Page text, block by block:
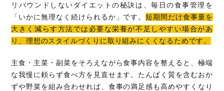
リバウンドしないダイエットの秘訣は、毎日の食事管理を
「いかに無理なく続けられるか」です。短期間だけ食事量を
大きく減らす方法では必要な栄養が不足しやすい場合があ
り、理想のスタイルづくりに取り組みにくくなるためです。
主食・主菜・副菜をそろえながら食事内容を整えると、極端
な我慢に頼らず食べ方を見直せます。たんぱく質を含むおか
ずや野菜を組み合わせれば、食事の満足感も高めやすくなり